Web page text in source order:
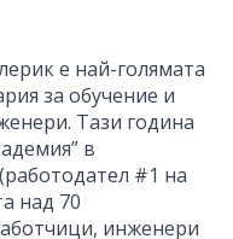
е най-голямата
за обучение и
Тази година
в
#1 на
над 70
инженери